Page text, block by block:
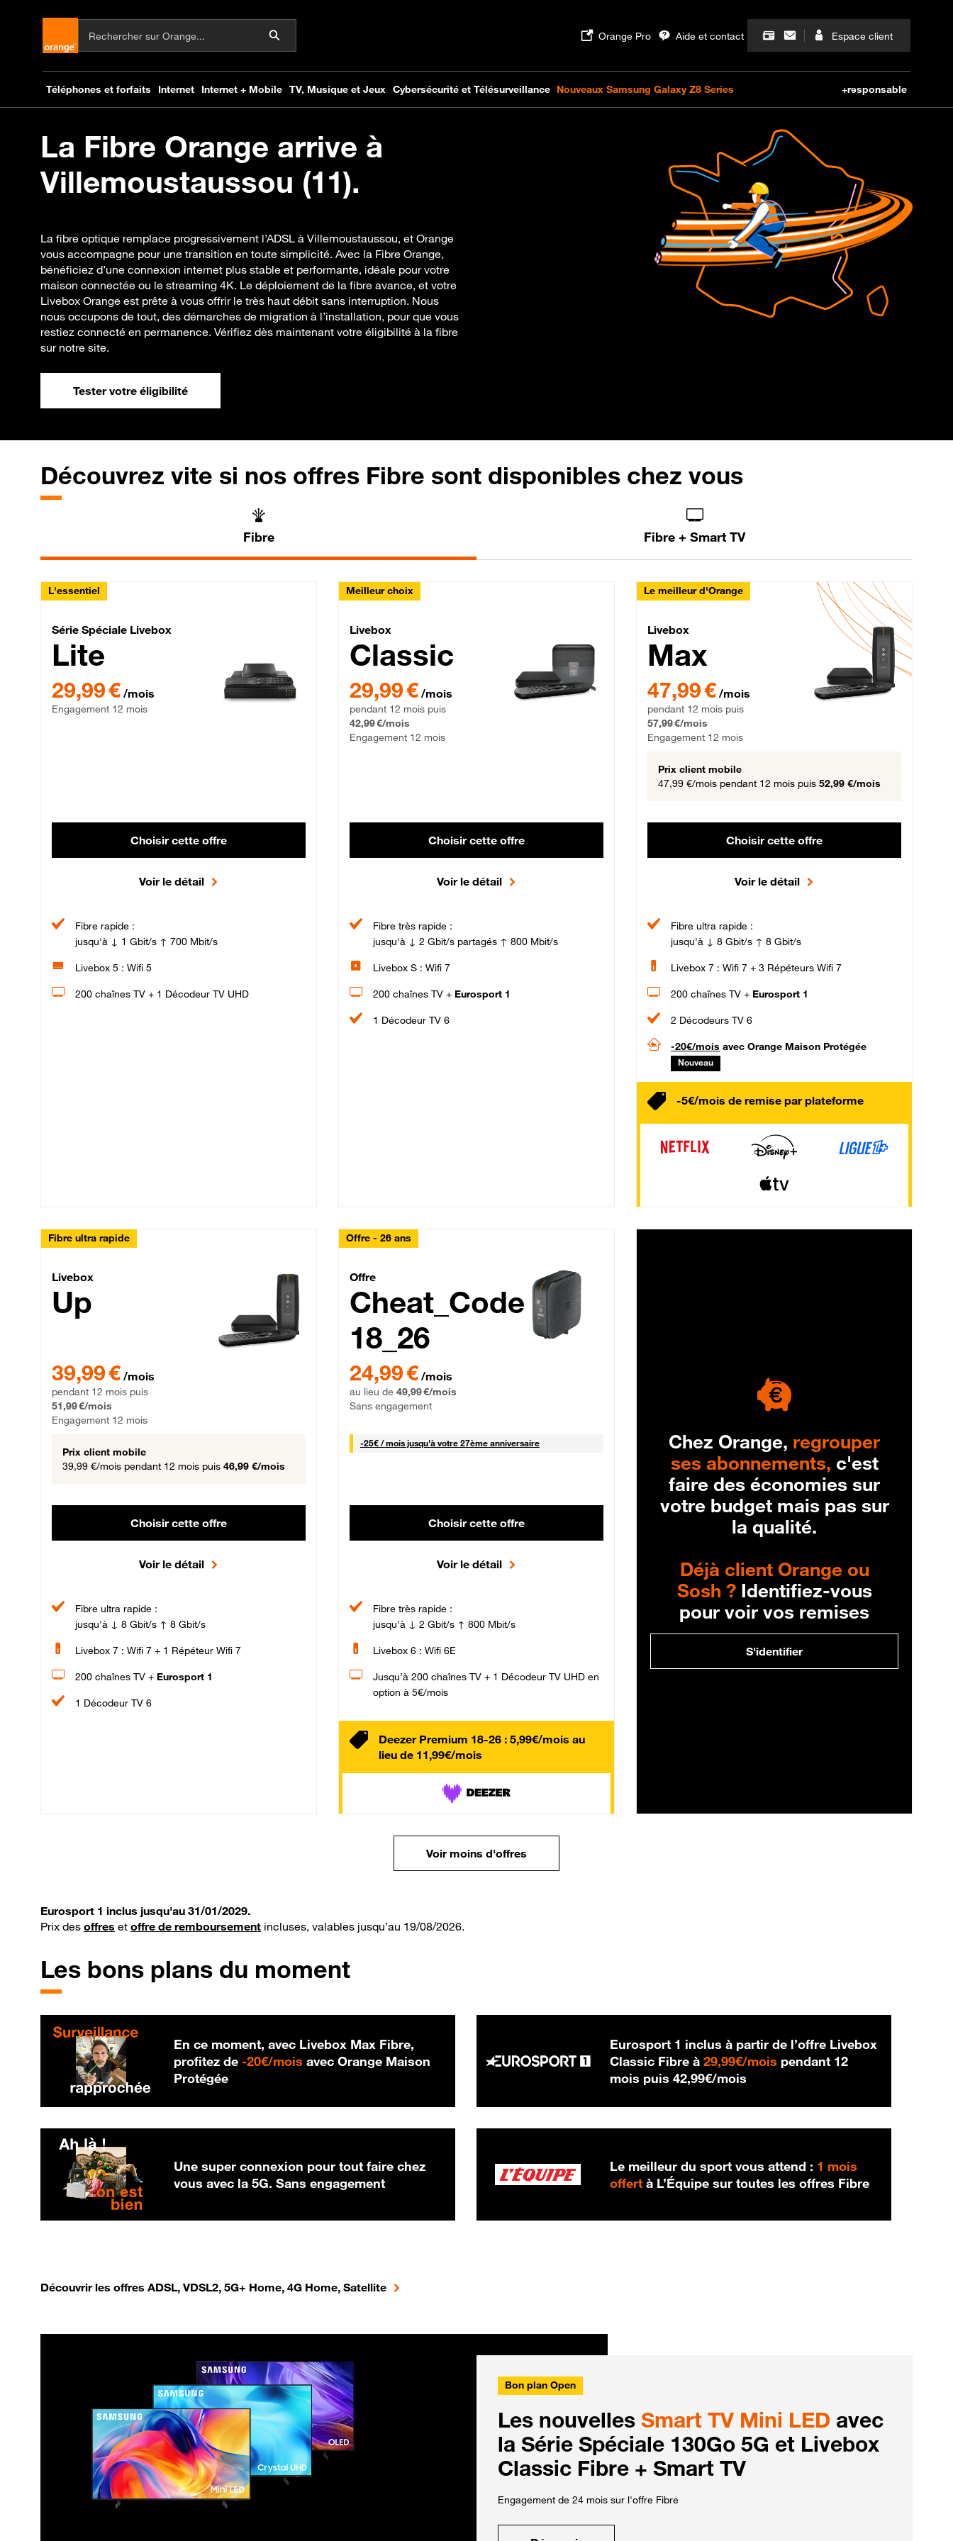
La Fibre Orange arrive à
Villemoustaussou (11).
La fibre optique remplace progressivement l’ADSL à Villemoustaussou, et Orange
vous accompagne pour une transition en toute simplicité. Avec la Fibre Orange,
bénéficiez d’une connexion internet plus stable et performante, idéale pour votre
maison connectée ou le streaming 4K. Le déploiement de la fibre avance, et votre
Livebox Orange est prête à vous offrir le très haut débit sans interruption. Nous
nous occupons de tout, des démarches de migration à l’installation, pour que vous
restiez connecté en permanence. Vérifiez dès maintenant votre éligibilité à la fibre
sur notre site.
Tester votre éligibilité
Découvrez vite si nos offres Fibre sont disponibles chez vous
Fibre Fibre + Smart TV
L'essentiel
Série Spéciale Livebox Lite Fibre
Série Spéciale Livebox
Lite
29,99 € par mois , Engagement 12 mois
29,99 € /mois
Engagement 12 mois
Choisir cette offre
Voir le détail
Fibre rapide :
jusqu'à ↓ 1 Gbit/s ↑ 700 Mbit/s
Livebox 5 : Wifi 5
200 chaînes TV + 1 Décodeur TV UHD
Meilleur choix
Livebox Classic Fibre
Livebox
Classic
29,99 € par mois pendant 12 mois puis 42,99 € par mois, Engagement 12 mois
29,99 € /mois
pendant 12 mois puis
42,99 €/mois
Engagement 12 mois
Choisir cette offre
Voir le détail
Fibre très rapide :
jusqu'à ↓ 2 Gbit/s partagés ↑ 800 Mbit/s
Livebox S : Wifi 7
200 chaînes TV + Eurosport 1
1 Décodeur TV 6
Le meilleur d'Orange
Livebox Max Fibre
Livebox
Max
47,99 € par mois pendant 12 mois puis 57,99 € par mois,
47,99 € /mois
pendant 12 mois puis
57,99 €/mois
Engagement 12 mois
Prix client mobile
47,99 €/mois pendant 12 mois puis 52,99 €/mois
Choisir cette offre
Voir le détail
Fibre ultra rapide :
jusqu'à ↓ 8 Gbit/s ↑ 8 Gbit/s
Livebox 7 : Wifi 7 + 3 Répéteurs Wifi 7
200 chaînes TV + Eurosport 1
2 Décodeurs TV 6
-20€/mois avec Orange Maison Protégée
Nouveau
-5€/mois de remise par plateforme
Fibre ultra rapide
Livebox Up Fibre
Livebox
Up
39,99 € /mois
pendant 12 mois puis
51,99 €/mois
Engagement 12 mois
Prix client mobile
39,99 €/mois pendant 12 mois puis 46,99 €/mois
Choisir cette offre
Voir le détail
Fibre ultra rapide :
jusqu'à ↓ 8 Gbit/s ↑ 8 Gbit/s
Livebox 7 : Wifi 7 + 1 Répéteur Wifi 7
200 chaînes TV + Eurosport 1
1 Décodeur TV 6
Offre - 26 ans
Cheat_Code Fibre_18_26
Offre
Cheat_Code
18_26
24,99 € /mois
au lieu de 49,99 €/mois
Sans engagement
-25€ / mois25 € par mois
jusqu'à votre 27ème anniversaire
Choisir cette offre
Voir le détail
Fibre très rapide :
jusqu'à ↓ 2 Gbit/s ↑ 800 Mbit/s
Livebox 6 : Wifi 6E
Jusqu’à 200 chaînes TV + 1 Décodeur TV UHD en
option à 5€/mois
Deezer Premium 18-26 : 5,99€/mois au
lieu de 11,99€/mois
Chez Orange, regrouper
ses abonnements, c'est
faire des économies sur
votre budget mais pas sur
la qualité.
Déjà client Orange ou
Sosh ?Identifiez-vous
pour voir vos remises
S'identifier
Voir moins d'offres
Eurosport 1 inclus jusqu'au 31/01/2029.
Prix des offres et offre de remboursement incluses, valables jusqu’au 19/08/2026.
Les bons plans du moment
En ce moment, avec Livebox Max Fibre,
profitez de -20€/mois 20 € par mois
avec Orange Maison
Protégée
Eurosport 1 inclus à partir de l’offre Livebox
Classic Fibre à29,99€/mois 29,99 € par mois
pendant 12
mois puis42,99€/mois
Une super connexion pour tout faire chez
vous avec la 5G. Sans engagement
Le meilleur du sport vous attend : 1 mois
offert à L’Équipe sur toutes les offres Fibre
Découvrir les offres ADSL, VDSL2, 5G+ Home, 4G Home, Satellite
Bon plan Open
Les nouvelles Smart TV Mini LED avec
la Série Spéciale 130Go 5G et Livebox
Classic Fibre + Smart TV
Engagement de 24 mois sur l'offre Fibre